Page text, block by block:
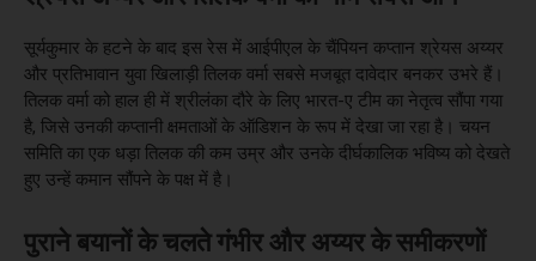
सूर्यकुमार के हटने के बाद इस रेस में आईपीएल के चैंपियन कप्तान श्रेयस अय्यर
और प्रतिभावान युवा खिलाड़ी तिलक वर्मा सबसे मजबूत दावेदार बनकर उभरे हैं।
तिलक वर्मा को हाल ही में श्रीलंका दौरे के लिए भारत-ए टीम का नेतृत्व सौंपा गया
है, जिसे उनकी कप्तानी क्षमताओं के ऑडिशन के रूप में देखा जा रहा है। चयन
समिति का एक धड़ा तिलक की कम उम्र और उनके दीर्घकालिक भविष्य को देखते
हुए उन्हें कमान सौंपने के पक्ष में है।
पुराने बयानों के चलते गंभीर और अय्यर के समीकरणों